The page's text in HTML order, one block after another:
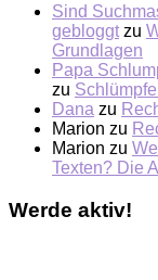
Sind
gebloggt zu
Grundlagen
Papa
zu
Dana zu
Marion zu
Marion zu
Texten? Die
Werde aktiv!